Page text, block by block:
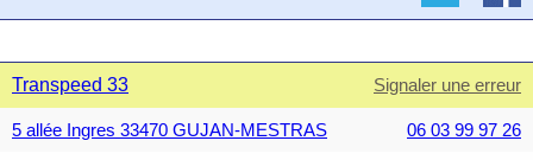
Transpeed 33 Signaler une erreur
5 allée Ingres 33470 GUJAN-MESTRAS 06 03 99 97 26